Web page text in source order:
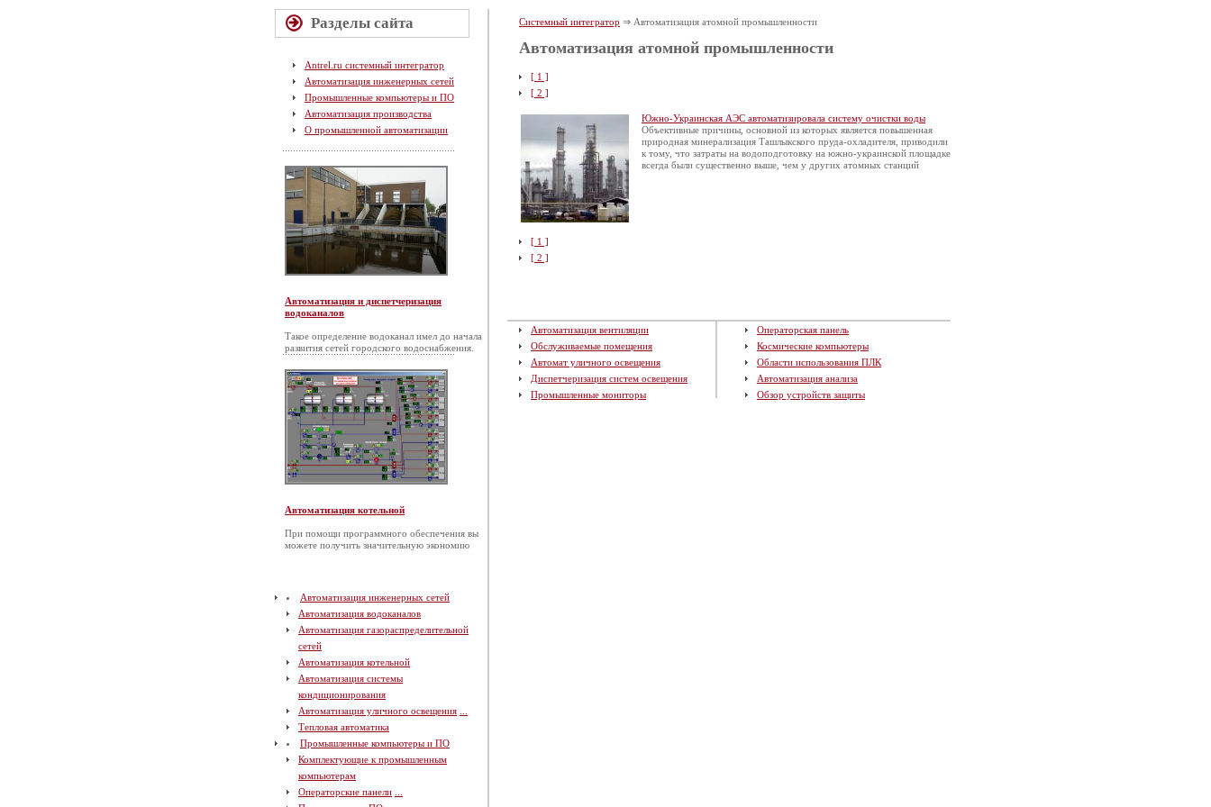
Разделы сайта
Antrel.ru системный интегратор
Автоматизация инженерных сетей
Промышленные компьютеры и ПО
Автоматизация производства
О промышленной автоматизации
Автоматизация и диспетчеризация
водоканалов
Такое определение водоканал имел до начала
развития сетей городского водоснабжения.
Автоматизация котельной
При помощи программного обеспечения вы
можете получить значительную экономию
Автоматизация инженерных сетей
Автоматизация водоканалов
Автоматизация газораспределительной
сетей
Автоматизация котельной
Автоматизация системы
кондиционирования
Автоматизация уличного освещения
Тепловая автоматика
Промышленные компьютеры и ПО
Комплектующие к промышленным
компьютерам
Операторские панели
Системный интегратор ⇒ Автоматизация атомной промышленности
Автоматизация атомной промышленности
[ 1 ]
[ 2 ]
Южно-Украинская АЭС автоматизировала систему очистки воды
Объективные причины, основной из которых является повышенная
природная минерализация Ташлыкского пруда-охладителя, приводили
к тому, что затраты на водоподготовку на южно-украинской площадке
всегда были существенно выше, чем у других атомных станций
[ 1 ]
[ 2 ]
Автоматизация вентиляции
Обслуживаемые помещения
Автомат уличного освещения
Диспетчеризация систем освещения
Промышленные мониторы
Операторская панель
Космические компьютеры
Области использования ПЛК
Автоматизация анализа
Обзор устройств защиты